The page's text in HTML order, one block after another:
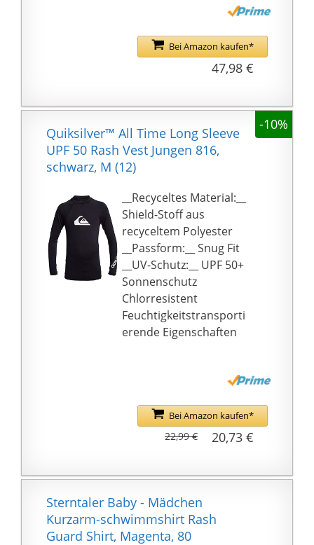
Reißverschluss hinten
mit extra langem
riemen, einfach ohne
auszuziehen.
【Anlässe】 Der Kinder-
Neoprenanzug eignet
sich perfekt für
wassersportarten wie
tauchen, schwimmen,
schnorcheln, surfen,
paddeln, bootfahren,
windsurfen, kajakfahren
und so weiter.
【Größenhinweis】 Der
Badeanzug ist
möglicherweise etwas
eng, wenn er beim
ersten Versuch des
eignet sich jedoch für
Bei Amazon kaufen*
47,98 €
-10%
Quiksilver™ All Time Long Sleeve
UPF 50 Rash Vest Jungen 816,
schwarz, M (12)
__Recyceltes Material:__
Shield-Stoff aus
recyceltem Polyester
__Passform:__ Snug Fit
__UV-Schutz:__ UPF 50+
Sonnenschutz
Chlorresistent
Feuchtigkeitstransporti
erende Eigenschaften
Bei Amazon kaufen*
20,73 €
22,99 €
Sterntaler Baby - Mädchen
Kurzarm-schwimmshirt Rash
Guard Shirt, Magenta, 80